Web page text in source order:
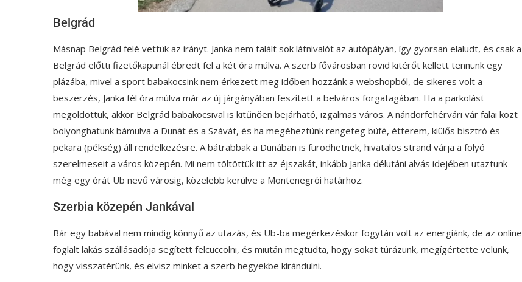
Belgrád
Másnap Belgrád felé vettük az irányt. Janka nem talált sok látnivalót az autópályán, így gyorsan elaludt, és csak a
Belgrád előtti fizetőkapunál ébredt fel a két óra múlva. A szerb fővárosban rövid kitérőt kellett tennünk egy
plázába, mivel a sport babakocsink nem érkezett meg időben hozzánk a webshopból, de sikeres volt a
beszerzés, Janka fél óra múlva már az új járgányában feszített a belváros forgatagában. Ha a parkolást
megoldottuk, akkor Belgrád babakocsival is kitűnően bejárható, izgalmas város. A nándorfehérvári vár falai közt
bolyonghatunk bámulva a Dunát és a Szávát, és ha megéheztünk rengeteg büfé, étterem, kiülős bisztró és
pekara (pékség) áll rendelkezésre. A bátrabbak a Dunában is fürödhetnek, hivatalos strand várja a folyó
szerelmeseit a város közepén. Mi nem töltöttük itt az éjszakát, inkább Janka délutáni alvás idejében utaztunk
még egy órát Ub nevű városig, közelebb kerülve a Montenegrói határhoz.
Szerbia közepén Jankával
Bár egy babával nem mindig könnyű az utazás, és Ub-ba megérkezéskor fogytán volt az energiánk, de az online
foglalt lakás szállásadója segített felcuccolni, és miután megtudta, hogy sokat túrázunk, megígértette velünk,
hogy visszatérünk, és elvisz minket a szerb hegyekbe kirándulni.